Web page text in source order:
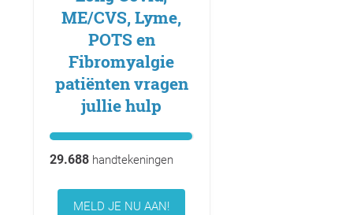
ME/CVS, Lyme,
POTS en
Fibromyalgie
patiënten vragen
jullie hulp
29.688handtekeningen
MELD JE NU AAN!